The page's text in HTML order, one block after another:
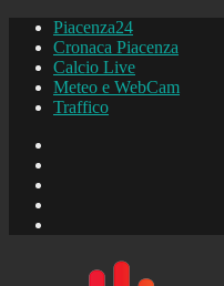
Piacenza24
Cronaca Piacenza
Calcio Live
Meteo e WebCam
Traffico